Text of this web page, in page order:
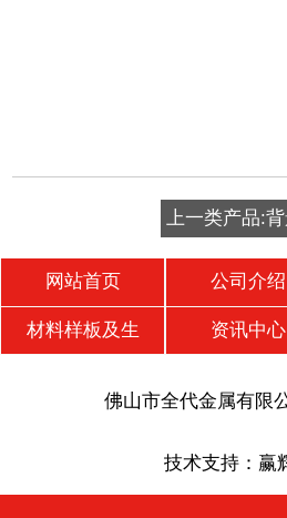
上一类产品:
网站首页 公司介绍
材料样板及生 资讯中心
佛山市全代金属有限
技术支持： 赢